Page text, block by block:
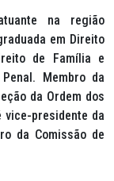
na região
em Direito
de Família e
Membro da
da Ordem dos
vice-presidente da
da Comissão de